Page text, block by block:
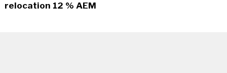
relocation 12 % AEM